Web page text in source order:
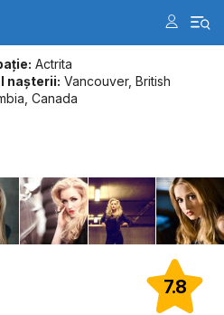
Actrita
naşterii: Vancouver, British
Canada
7.8